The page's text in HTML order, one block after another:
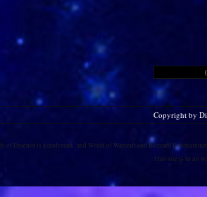
Copyright by
of Draenor is a trademark, and World of Warcraft and Blizzard
This site is in no